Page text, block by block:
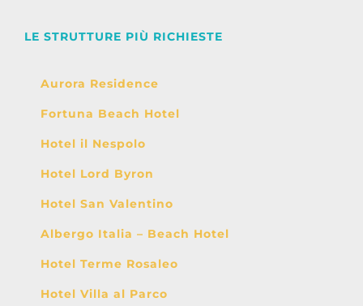
LE STRUTTURE PIÙ RICHIESTE
Aurora Residence
Fortuna Beach Hotel
Hotel il Nespolo
Hotel Lord Byron
Hotel San Valentino
Albergo Italia – Beach Hotel
Hotel Terme Rosaleo
Hotel Villa al Parco